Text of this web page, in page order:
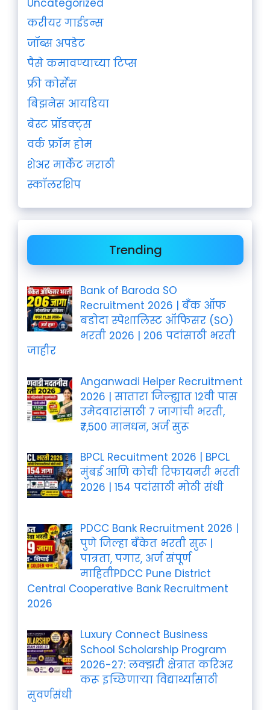
करीयर गाईडन्स
जॉब्स अपडेट
पैसे कमावण्याच्या टिप्स
फ्री कोर्सेस
बिझनेस आयडिया
बेस्ट प्रॉडक्ट्स
वर्क फ्रॉम होम
शेअर मार्केट मराठी
स्कॉलरशिप
Trending
Bank of Baroda SO
Recruitment 2026 | बँक ऑफ
बडोदा स्पेशालिस्ट ऑफिसर (SO)
भरती 2026 | 206 पदांसाठी भरती
जाहीर
Anganwadi Helper Recruitment
2026 | सातारा जिल्ह्यात 12वी पास
उमेदवारांसाठी 7 जागांची भरती,
₹7,500 मानधन, अर्ज सुरू
BPCL Recuitment 2026 | BPCL
मुंबई आणि कोची रिफायनरी भरती
2026 | 154 पदांसाठी मोठी संधी
PDCC Bank Recruitment 2026 |
पुणे जिल्हा बँकेत भरती सुरू |
पात्रता, पगार, अर्ज संपूर्ण
माहितीPDCC Pune District
Central Cooperative Bank Recruitment
2026
Luxury Connect Business
School Scholarship Program
2026-27: लक्झरी क्षेत्रात करिअर
करू इच्छिणाऱ्या विद्यार्थ्यांसाठी
सुवर्णसंधी